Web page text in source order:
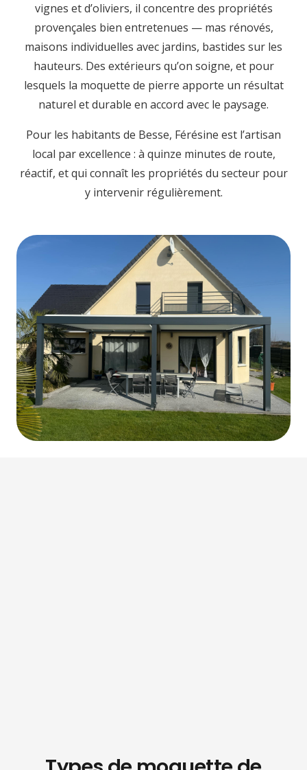
vignes et d’oliviers, il concentre des propriétés
provençales bien entretenues — mas rénovés,
maisons individuelles avec jardins, bastides sur les
hauteurs. Des extérieurs qu’on soigne, et pour
lesquels la moquette de pierre apporte un résultat
naturel et durable en accord avec le paysage.
Pour les habitants de Besse, Férésine est l’artisan
local par excellence : à quinze minutes de route,
réactif, et qui connaît les propriétés du secteur pour
y intervenir régulièrement.